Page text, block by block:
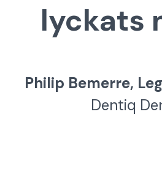
lyckats
Philip Bemerre,
Dentiq